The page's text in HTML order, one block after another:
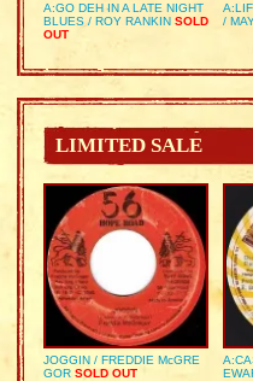
A:GO DEH IN A LATE NIGHT
BLUES / ROY RANKIN SOLD
OUT
/
LIMITED SALE
JOGGIN / FREDDIE McGRE
GOR SOLD OUT